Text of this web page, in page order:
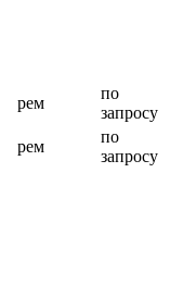
рем
по
запросу
рем
по
запросу